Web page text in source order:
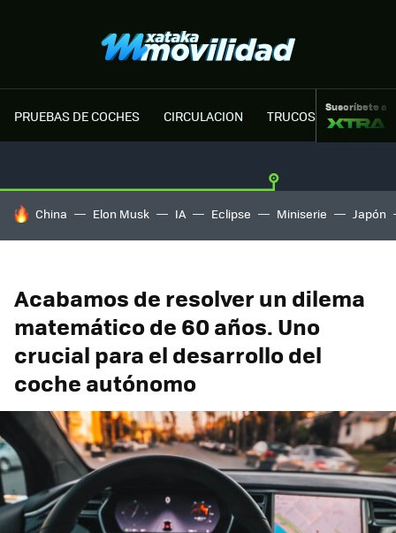
PRUEBAS DE COCHES CIRCULACION TRUCOS MOTOR
Suscríbete a
HOY SE HABLA DE
China Elon Musk IA Eclipse Miniserie Japón
Acabamos de resolver un dilema
matemático de 60 años. Uno
crucial para el desarrollo del
coche autónomo